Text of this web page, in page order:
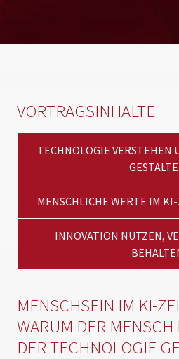
VORTRAGSINHALTE
TECHNOLOGIE VERSTEHEN
MENSCHLICHE WERTE IM
INNOVATION NUTZEN,
MENSCHSEIN IM KI-
WARUM DER
DER TECHNOLOGIE